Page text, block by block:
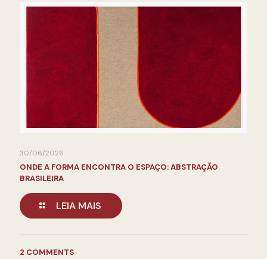
30/06/2026
ONDE A FORMA ENCONTRA O ESPAÇO: ABSTRAÇÃO
BRASILEIRA
LEIA MAIS
2 COMMENTS